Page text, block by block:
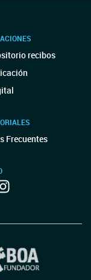
recibos
Frecuentes